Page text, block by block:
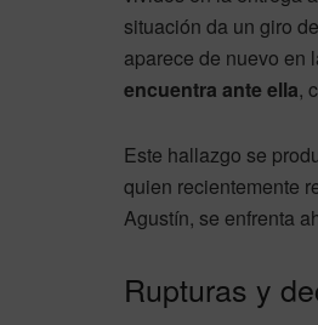
situación da un giro
aparece de nuevo en
encuentra ante ella,
Este hallazgo se
quien recientemente
Agustín, se enfrenta
Rupturas y